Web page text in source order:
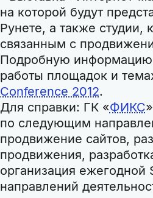
на которой будут
Рунете, а также
связанным с
Подробную информацию
работы площадок и
Conference 2012.
Для справки: ГК «ФИКС
по следующим
продвижение сайтов,
продвижения,
организация
направлений